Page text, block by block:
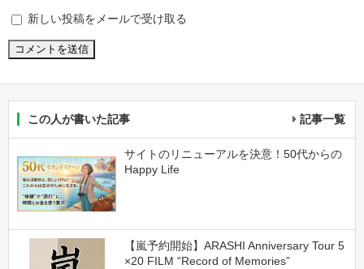
新しい投稿をメールで受け取る
この人が書いた記事 記事一覧
サイトのリニューアルを決意！50代からの
Happy Life
【嵐予約開始】ARASHI Anniversary Tour 5
×20 FILM “Record of Memories”